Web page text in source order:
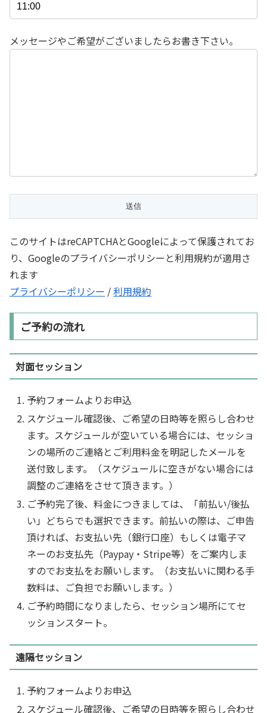
メッセージやご希望がございましたらお書き下さい。
このサイトはreCAPTCHAとGoogleによって保護されてお
り、Googleのプライバシーポリシーと利用規約が適用さ
れます
プライバシーポリシー /利用規約
ご予約の流れ
対面セッション
予約フォームよりお申込
スケジュール確認後、ご希望の日時等を照らし合わせ
ます。スケジュールが空いている場合には、セッショ
ンの場所のご連絡とご利用料金を明記したメールを
送付致します。（スケジュールに空きがない場合には
調整のご連絡をさせて頂きます。）
ご予約完了後、料金につきましては、「前払い/後払
い」どちらでも選択できます。前払いの際は、ご申告
頂ければ、お支払い先（銀行口座）もしくは電子マ
ネーのお支払先（Paypay・Stripe等）をご案内しま
すのでお支払をお願いします。（お支払いに関わる手
数料は、ご負担でお願いします。）
ご予約時間になりましたら、セッション場所にてセ
ッションスタート。
遠隔セッション
予約フォームよりお申込
スケジュール確認後、ご希望の日時等を照らし合わせ